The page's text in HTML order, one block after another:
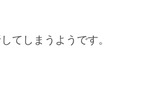
てしまうようです。